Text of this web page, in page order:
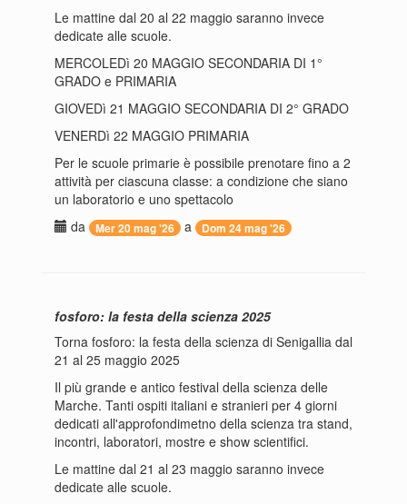
Le mattine dal 20 al 22 maggio saranno invece
dedicate alle scuole.
MERCOLEDì 20 MAGGIO SECONDARIA DI 1°
GRADO e PRIMARIA
GIOVEDì 21 MAGGIO SECONDARIA DI 2° GRADO
VENERDì 22 MAGGIO PRIMARIA
Per le scuole primarie è possibile prenotare fino a 2
attività per ciascuna classe: a condizione che siano
un laboratorio e uno spettacolo
da
Mer 20 mag '26 a Dom 24 mag '26
fosforo: la festa della scienza 2025
Torna fosforo: la festa della scienza di Senigallia dal
21 al 25 maggio 2025
Il più grande e antico festival della scienza delle
Marche. Tanti ospiti italiani e stranieri per 4 giorni
dedicati all'approfondimetno della scienza tra stand,
incontri, laboratori, mostre e show scientifici.
Le mattine dal 21 al 23 maggio saranno invece
dedicate alle scuole.